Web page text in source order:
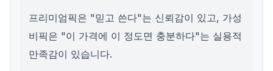
프리미엄픽은 "믿고 쓴다"는 신뢰감이 있고, 가성
비픽은 "이 가격에 이 정도면 충분하다"는 실용적
만족감이 있습니다.